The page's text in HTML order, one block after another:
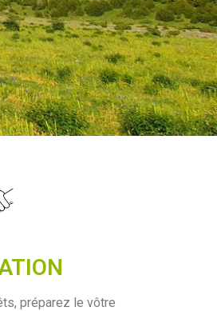
préparez le vôtre